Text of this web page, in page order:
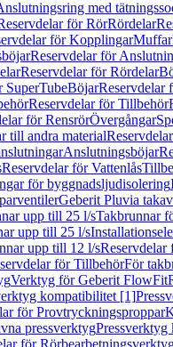
med
för RörRördelar
för KopplingarMuffar
Reservdelar för
Reservdelar för Rördelar
SuperTubeBöjarReservdelar
Reservdelar för Tillbehör
för RensrörÖvergångar
till andra material
Anslutningsböjar
Reservdelar för Vattenlås
för byggnadsljudisolering
Geberit Pluvia
upp till 25 l/sTakbrunnar
upp till 25 l/s
upp till 12 l/sReservdelar
för TillbehörFör
Verktyg för Geberit FlowFit
kompatibilitet [1]
för Provtryckningsproppar
pressverktyg
för